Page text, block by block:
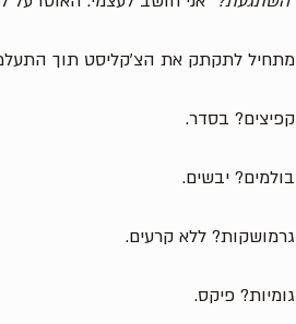
מתחיל לתקתק את הצ׳קליסט תוך
קפיצים? בסדר.
בולמים? יבשים.
גרמושקות? ללא קרעים.
גומיות? פיקס.